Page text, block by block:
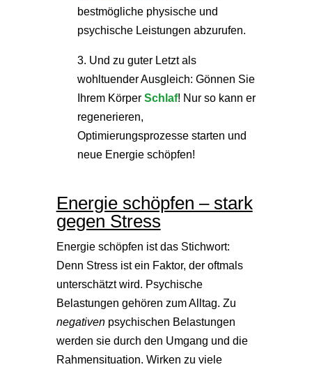
bestmögliche physische und
psychische Leistungen abzurufen.
3. Und zu guter Letzt als
wohltuender Ausgleich: Gönnen Sie
Ihrem Körper Schlaf! Nur so kann er
regenerieren,
Optimierungsprozesse starten und
neue Energie schöpfen!
Energie schöpfen – stark
gegen Stress
Energie schöpfen ist das Stichwort:
Denn Stress ist ein Faktor, der oftmals
unterschätzt wird. Psychische
Belastungen gehören zum Alltag. Zu
negativenpsychischen Belastungen
werden sie durch den Umgang und die
Rahmensituation. Wirken zu viele